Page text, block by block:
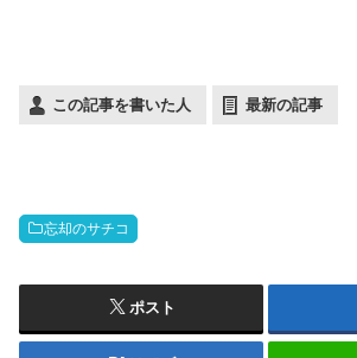
この記事を書いた人 最新の記事
忘却のサチコ
ポスト